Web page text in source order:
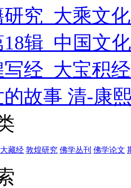
究_大乘文
辑_中国文
经_大宝积
故事 清-康
大藏经 敦煌研究 佛学丛刊 佛学论文